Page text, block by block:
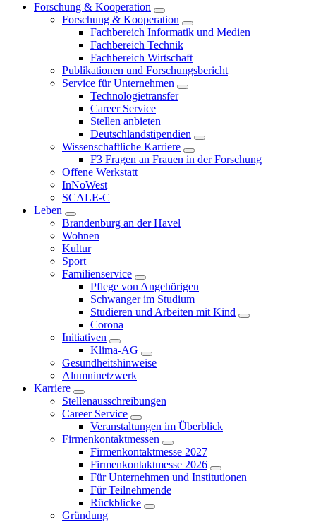
Forschung & Kooperation
Forschung & Kooperation
Fachbereich Informatik und Medien
Fachbereich Technik
Fachbereich Wirtschaft
Publikationen und Forschungsbericht
Service für Unternehmen
Technologietransfer
Career Service
Stellen anbieten
Deutschlandstipendien
Wissenschaftliche Karriere
F3 Fragen an Frauen in der Forschung
Offene Werkstatt
InNoWest
SCALE-C
Leben
Brandenburg an der Havel
Wohnen
Kultur
Sport
Familienservice
Pflege von Angehörigen
Schwanger im Studium
Studieren und Arbeiten mit Kind
Corona
Initiativen
Klima-AG
Gesundheitshinweise
Alumninetzwerk
Karriere
Stellenausschreibungen
Career Service
Veranstaltungen im Überblick
Firmenkontaktmessen
Firmenkontaktmesse 2027
Firmenkontaktmesse 2026
Für Unternehmen und Institutionen
Für Teilnehmende
Rückblicke
Gründung